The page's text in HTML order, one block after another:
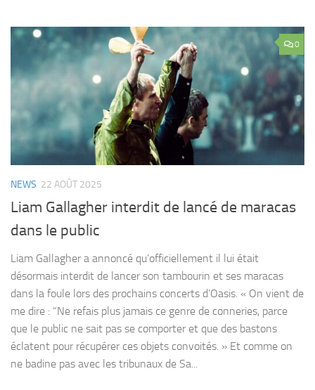
0
NEWS 22 AOÛT 2025
Liam Gallagher interdit de lancé de maracas
dans le public
Liam Gallagher a annoncé qu’officiellement il lui était
désormais interdit de lancer son tambourin et ses maracas
dans la foule lors des prochains concerts d’Oasis. « On vient de
me dire : “Ne refais plus jamais ce genre de conneries, parce
que le public ne sait pas se comporter et que des bastons
éclatent pour récupérer ces objets convoités. » Et comme on
ne badine pas avec les tribunaux de Sa...